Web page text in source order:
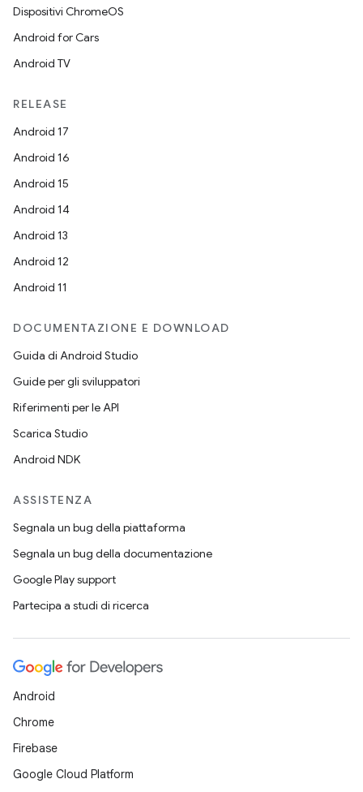
Dispositivi ChromeOS
Android for Cars
Android TV
RELEASE
Android 17
Android 16
Android 15
Android 14
Android 13
Android 12
Android 11
DOCUMENTAZIONE E DOWNLOAD
Guida di Android Studio
Guide per gli sviluppatori
Riferimenti per le API
Scarica Studio
Android NDK
ASSISTENZA
Segnala un bug della piattaforma
Segnala un bug della documentazione
Google Play support
Partecipa a studi di ricerca
Android
Chrome
Firebase
Google Cloud Platform